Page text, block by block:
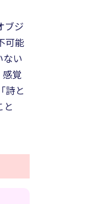
ブジ
可能
ない
覚
詩と